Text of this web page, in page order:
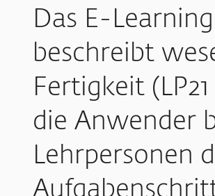
Das E-
beschreibt
Fertigkeit
die Anwender
Lehrpersonen